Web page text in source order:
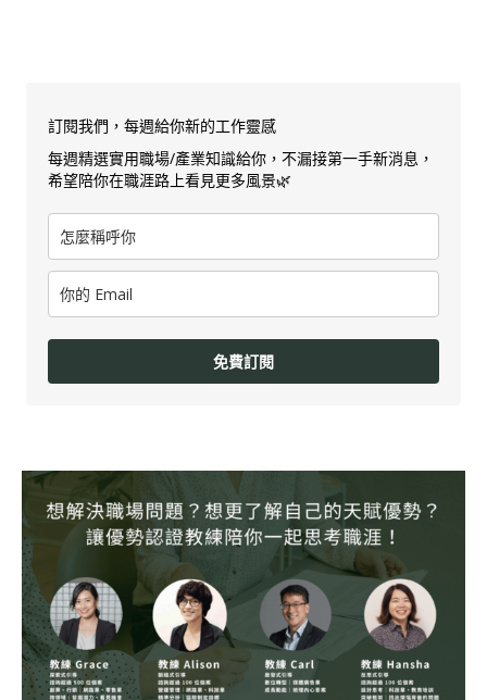
訂閱我們，每週給你新的工作靈感
每週精選實用職場/產業知識給你，不漏接第一手新消息，
希望陪你在職涯路上看見更多風景🌿
免費訂閱